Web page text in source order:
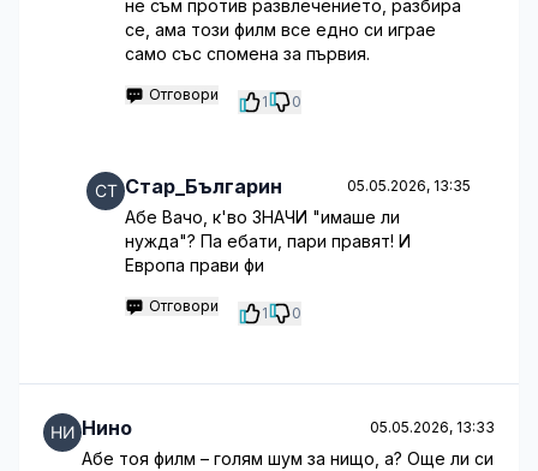
не съм против развлечението, разбира
се, ама този филм все едно си играе
само със спомена за първия.
Отговори 1 0
Стар_Българин 05.05.2026, 13:35
Абе Вачо, к'во ЗНАЧИ "имаше ли
нужда"? Па ебати, пари правят! И
Европа прави фи
Отговори 1 0
Нино 05.05.2026, 13:33
Абе тоя филм – голям шум за нищо, а? Още ли си